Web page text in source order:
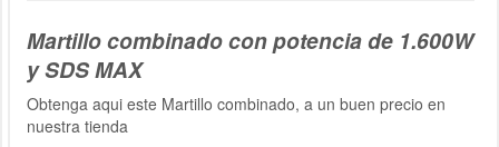
Martillo combinado con potencia de 1.600W
y SDS MAX
Obtenga aqui este Martillo combinado, a un buen precio en
nuestra tienda